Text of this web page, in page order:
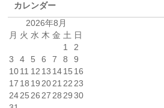
カレンダー
2026年8月
月 火 水 木 金 土 日
1
2
3
4 5 6 7 8
9
1011 12 13 1415 16
17 18 19 2021 22 23
2425 26 27 28 29 30